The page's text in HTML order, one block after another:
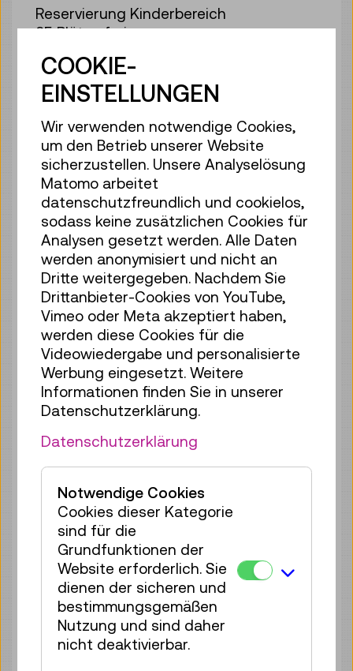
Reservierung Kinderbereich
35 Plätze frei
€ 2,50
Mo 10.08. 12:00 –12:40
35 Plätze frei
€ 2,50
Mo 10.08. 13:00–13:40
Reservierung Kinderbereich
35 Plätze frei
€ 2,50
Tickets
Mo 10.08. 14:00–14:40
Reservierung Kinderbereich
35 Plätze frei
€ 2,50
Tickets
Mo 10.08. 15:00–15:40
Reservierung Kinderbereich
€ 2,50
Mo 10.08. 16:00 –16:40
Reservierung Kinderbereich
35 Plätze frei
€ 2,50
Mo 10.08. 17:00–17:40
Reservierung Kinderbereich
35 Plätze frei
€ 2,50
COOKIE-
EINSTELLUNGEN
Wir verwenden notwendige Cookies,
um den Betrieb unserer Website
sicherzustellen. Unsere Analyselösung
Matomo arbeitet
datenschutzfreundlich und cookielos,
sodass keine zusätzlichen Cookies für
Analysen gesetzt werden. Alle Daten
werden anonymisiert und nicht an
Dritte weitergegeben. Nachdem Sie
Drittanbieter-Cookies von YouTube,
Vimeo oder Meta akzeptiert haben,
werden diese Cookies für die
Videowiedergabe und personalisierte
Werbung eingesetzt. Weitere
Informationen finden Sie in unserer
Datenschutzerklärung.
Datenschutzerklärung
Notwendige Cookies
Cookies dieser Kategorie
sind für die
Grundfunktionen der
Website erforderlich. Sie
dienen der sicheren und
bestimmungsgemäßen
Nutzung und sind daher
nicht deaktivierbar.